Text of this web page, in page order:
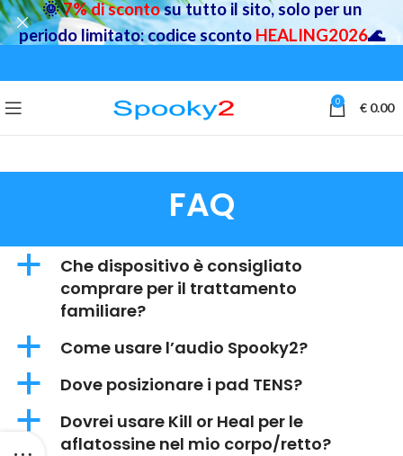
0 € 0.00
FAQ
a
Che dispositivo è consigliato
comprare per il trattamento
familiare?
a Come usare l’audio Spooky2?
a Dove posizionare i pad TENS?
a
Dovrei usare Kill or Heal per le
aflatossine nel mio corpo/retto?
🌞7% di scontosu tutto il sito, solo per un
periodo limitato: codice sconto HEALING2026🌊